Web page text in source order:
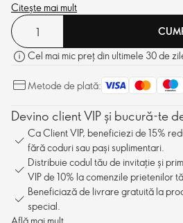
Citește mai mult
Cel mai mic preț din ultimele 30 de
Metode de plată:
Devino client VIP și bucură-te
Ca Client VIP, beneficiezi de 15%
fără coduri sau pași suplimentari.
Distribuie codul tău de invitație și
VIP de 10% la comenzile prietenilor
Beneficiază de livrare gratuită la
special.